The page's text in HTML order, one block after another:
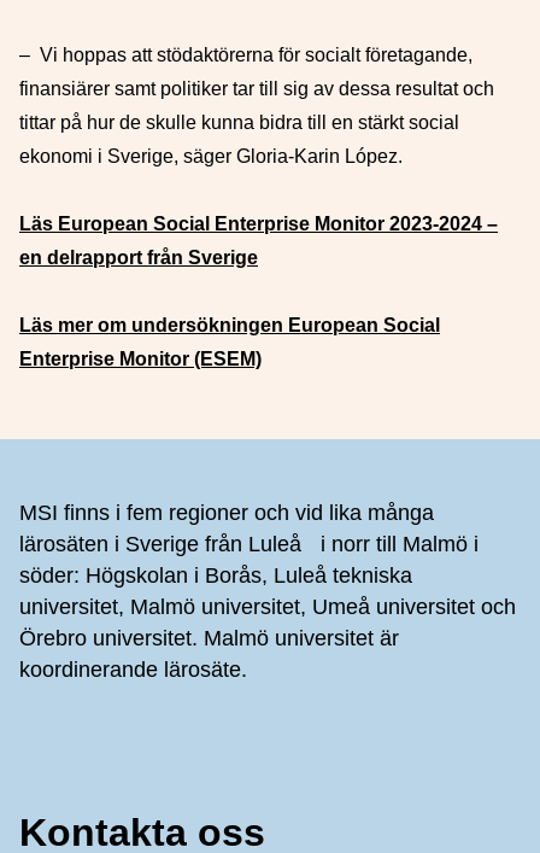
– Vi hoppas att stödaktörerna för socialt företagande,
finansiärer samt politiker tar till sig av dessa resultat och
tittar på hur de skulle kunna bidra till en stärkt social
ekonomi i Sverige, säger Gloria-Karin López.
Läs European Social Enterprise Monitor 2023-2024 –
en delrapport från Sverige
Läs mer om undersökningen European Social
Enterprise Monitor (ESEM)
MSI finns i fem regioner och vid lika många
lärosäten i Sverige från Luleå i norr till Malmö i
söder: Högskolan i Borås, Luleå tekniska
universitet, Malmö universitet, Umeå universitet och
Örebro universitet. Malmö universitet är
koordinerande lärosäte.
Kontakta oss